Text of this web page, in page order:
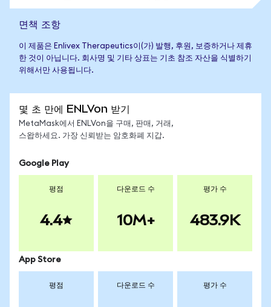
면책 조항
이 제품은 Enlivex Therapeutics이(가) 발행, 후원, 보증하거나 제휴
한 것이 아닙니다. 회사명 및 기타 상표는 기초 참조 자산을 식별하기
위해서만 사용됩니다.
몇 초 만에 ENLVon 받기
MetaMask에서 ENLVon을 구매, 판매, 거래,
스왑하세요. 가장 신뢰받는 암호화폐 지갑.
Google Play
평점
4.4
다운로드 수
10M+
평가 수
483.9K
App Store
평점 다운로드 수 평가 수